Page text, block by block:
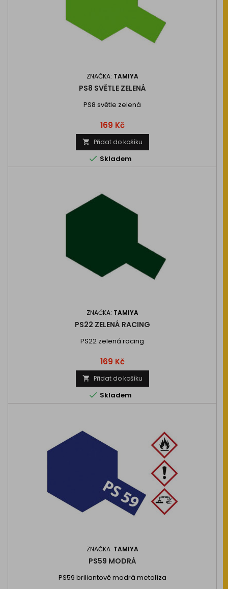
ZNAČKA: TAMIYA
PS8 SVĚTLE ZELENÁ
PS8 světle zelená
Cena
169 Kč
 Přidat do košíku
 Skladem
ZNAČKA: TAMIYA
PS22 ZELENÁ RACING
PS22 zelená racing
Cena
169 Kč
 Přidat do košíku
 Skladem
ZNAČKA: TAMIYA
PS59 MODRÁ
PS59 briliantově modrá metalíza